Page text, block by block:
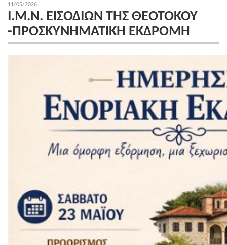
11/05/2026
Ι.Μ.Ν. ΕΙΣΟΔΙΩΝ ΤΗΣ ΘΕΟΤΟΚΟΥ
-ΠΡΟΣΚΥΝΗΜΑΤΙΚΗ ΕΚΔΡΟΜΗ